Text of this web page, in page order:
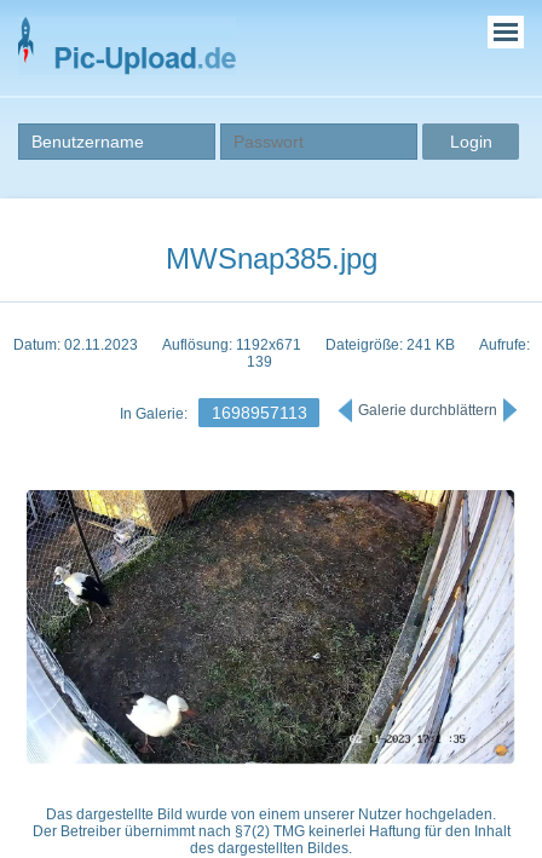
MWSnap385.jpg
Datum: 02.11.2023 Auflösung: 1192x671 Dateigröße: 241 KB
Aufrufe:
139
Galerie durchblättern
1698957113
In Galerie:
Das dargestellte Bild wurde von einem unserer Nutzer hochgeladen.
Der Betreiber übernimmt nach §7(2) TMG keinerlei Haftung für den Inhalt
des dargestellten Bildes.